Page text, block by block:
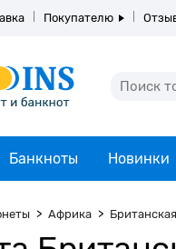
Покупателю
Банкноты Новинки
Африка